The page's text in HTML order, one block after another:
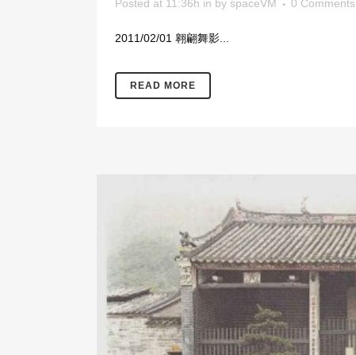
Posted at 11:36h in by spaceVM 0 Comments
2011/02/01 翱翩舞影...
READ MORE